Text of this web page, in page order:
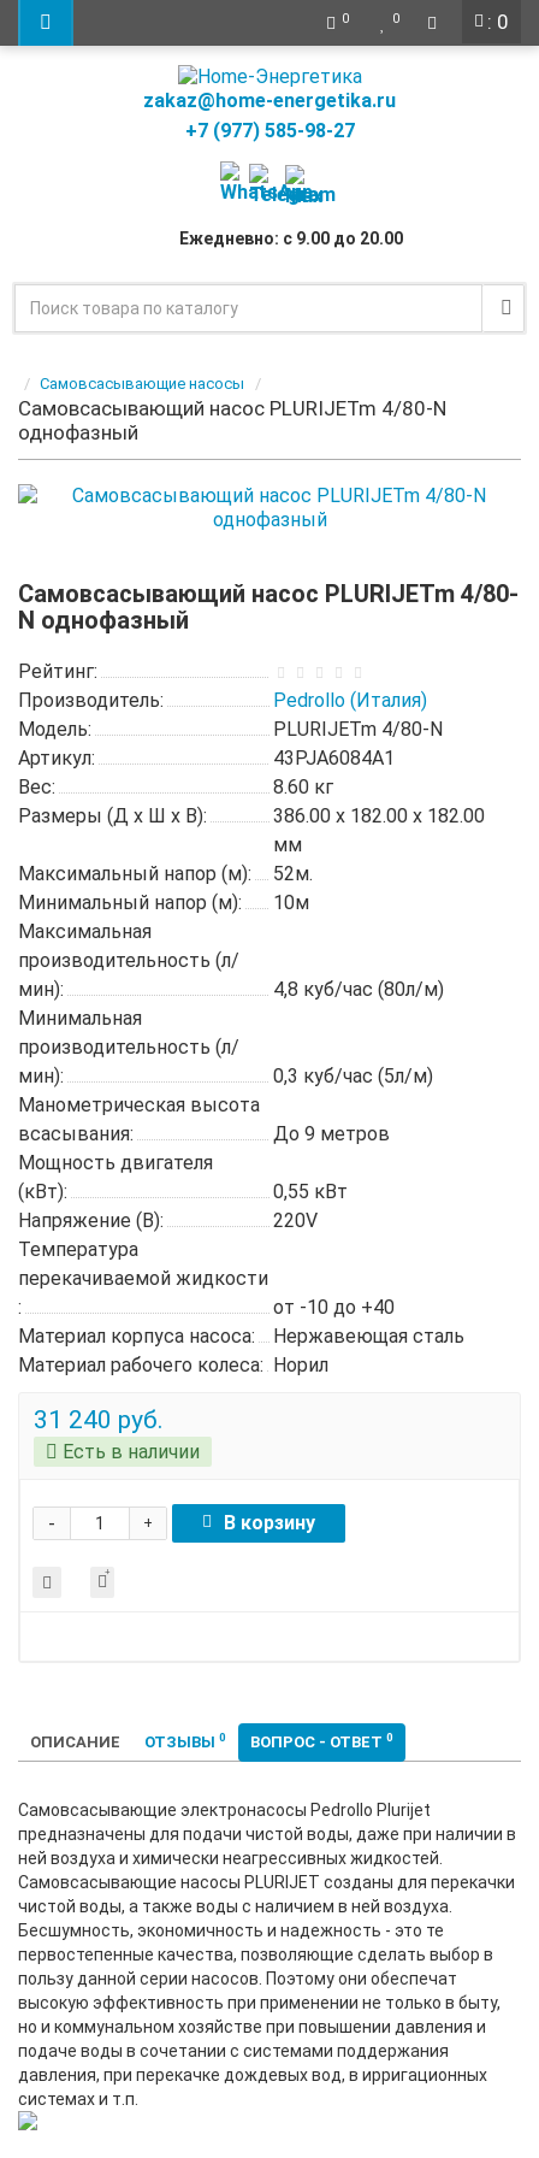
: 0
0 0
zakaz@home-energetika.ru
+7 (977) 585-98-27
Ежедневно: с 9.00 до 20.00
Самовсасывающие насосы
Самовсасывающий насос PLURIJETm 4/80-N
однофазный
Самовсасывающий насос PLURIJETm 4/80-
N однофазный
Рейтинг:
Производитель:
Pedrollo (Италия)
Модель:
PLURIJETm 4/80-N
Артикул:
43PJA6084A1
Вес:
8.60 кг
Размеры (Д x Ш x В):
386.00 x 182.00 x 182.00
мм
Максимальный напор (м):
52м.
Минимальный напор (м):
10м
Максимальная
производительность (л/
мин):
4,8 куб/час (80л/м)
Минимальная
производительность (л/
мин):
0,3 куб/час (5л/м)
Манометрическая высота
всасывания:
До 9 метров
Мощность двигателя
(кВт):
0,55 кВт
Напряжение (В):
220V
Температура
перекачиваемой жидкости
:
от -10 до +40
Материал корпуса насоса:
Нержавеющая сталь
Материал рабочего колеса: Норил
31 240 руб.
Есть в наличии
+
- В корзину
ОПИСАНИЕ ОТЗЫВЫ 0 ВОПРОС - ОТВЕТ 0
Самовсасывающие электронасосы Pedrollo Plurijet
предназначены для подачи чистой воды, даже при наличии в
ней воздуха и химически неагрессивных жидкостей.
Самовсасывающие насосы PLURIJET созданы для перекачки
чистой воды, а также воды с наличием в ней воздуха.
Бесшумность, экономичность и надежность - это те
первостепенные качества, позволяющие сделать выбор в
пользу данной серии насосов. Поэтому они обеспечат
высокую эффективность при применении не только в быту,
но и коммунальном хозяйстве при повышении давления и
подаче воды в сочетании с системами поддержания
давления, при перекачке дождевых вод, в ирригационных
системах и т.п.